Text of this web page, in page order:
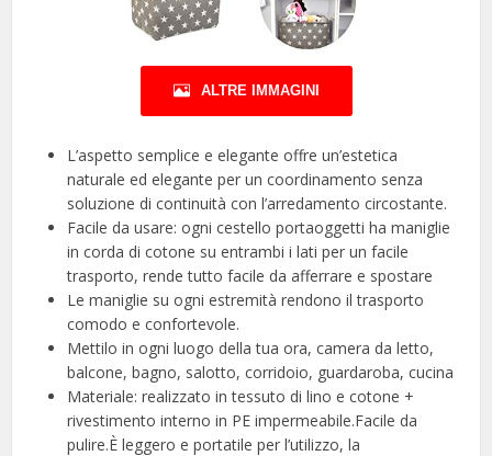
ALTRE IMMAGINI
L’aspetto semplice e elegante offre un’estetica
naturale ed elegante per un coordinamento senza
soluzione di continuità con l’arredamento circostante.
Facile da usare: ogni cestello portaoggetti ha maniglie
in corda di cotone su entrambi i lati per un facile
trasporto, rende tutto facile da afferrare e spostare
Le maniglie su ogni estremità rendono il trasporto
comodo e confortevole.
Mettilo in ogni luogo della tua ora, camera da letto,
balcone, bagno, salotto, corridoio, guardaroba, cucina
Materiale: realizzato in tessuto di lino e cotone +
rivestimento interno in PE impermeabile.Facile da
pulire.È leggero e portatile per l’utilizzo, la